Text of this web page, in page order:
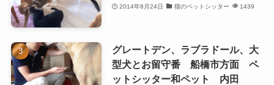
2014年8月24日 猫のペットシッター 1439
グレートデン、ラブラドール、大
型犬とお留守番 船橋市方面 ペ
ットシッター和ペット 内田